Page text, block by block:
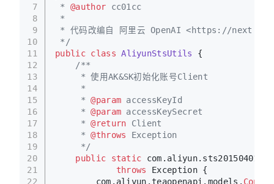
7
8
9
10
11
12
13
14
15
16
17
18
19
20
21
22
* @author cc01cc
*
* 代码改编自 阿里云 OpenAI <https://
*/
public class AliyunStsUtils
{
/**
     * 使用AK&SK初始化账号Client
     *
     *
@param accessKeyId
     *
@param accessKeySecret
     *
@return Client
     *
@throws Exception
     */
public
static
throws
Exception {
        com.aliyun.teaopenapi.models.
Config